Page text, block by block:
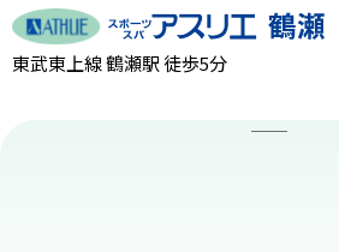
東武東上線 鶴瀬駅 徒歩5分